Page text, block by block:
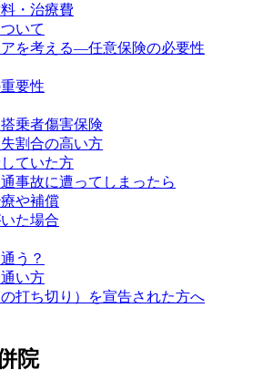
・治療費
いて
を考える—任意保険の必要性
要性
乗者傷害保険
割合の高い方
ていた方
事故に遭ってしまったら
や補償
た場合
う？
い方
打ち切り）を宣告された方へ
院